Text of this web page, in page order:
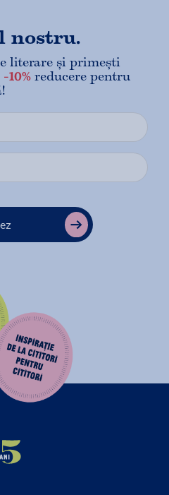
nostru.
literare și primești
10% reducere pentru